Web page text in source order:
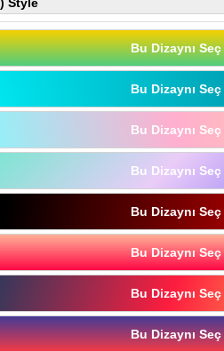
Bu Dizaynı Seç
Bu Dizaynı Seç
Bu Dizaynı Seç
Bu Dizaynı Seç
Bu Dizaynı Seç
Bu Dizaynı Seç
Bu Dizaynı Seç
Bu Dizaynı Seç